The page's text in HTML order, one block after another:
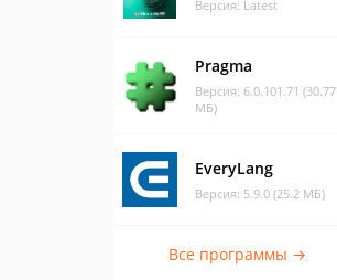
Версия: Latest
Pragma
Версия: 6.0.101.71 (30.77
МБ)
EveryLang
Версия: 5.9.0 (25.2 МБ)
Все программы →